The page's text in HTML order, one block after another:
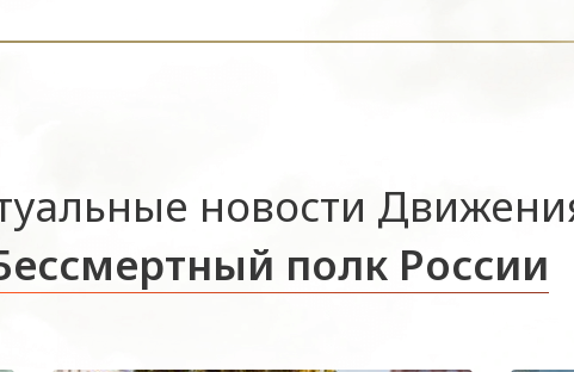
новости
полк России